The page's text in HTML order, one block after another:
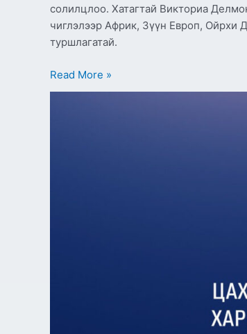
солилцлоо. Хатагтай Викториа
чиглэлээр Африк, Зүүн Европ, Ойрхи
туршлагатай.
Read More »